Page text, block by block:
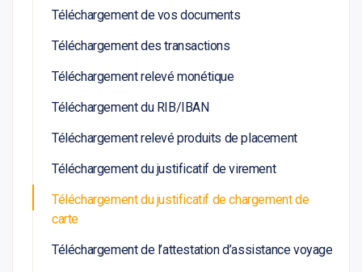
Téléchargement de vos documents
Téléchargement des transactions
Téléchargement relevé monétique
Téléchargement du RIB/IBAN
Téléchargement relevé produits de placement
Téléchargement du justificatif de virement
Téléchargement du justificatif de chargement de
carte
Téléchargement de l’attestation d’assistance voyage